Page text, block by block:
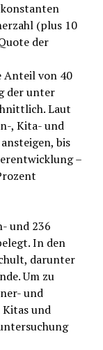
(plus 10
der
Anteil von 40
der unter
Laut
, Kita- und
bis
–
und 236
In den
darunter
Um zu
und
Kitas und